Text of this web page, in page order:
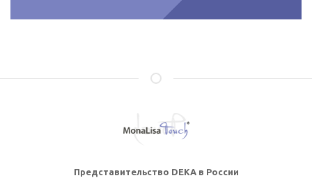
Представительство DEKA в России